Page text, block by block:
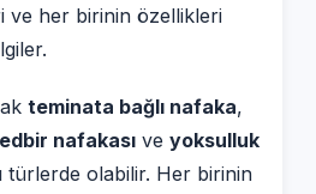
ve her birinin özellikleri
teminata bağlı nafaka,
nafakası ve yoksulluk
türlerde olabilir. Her birinin